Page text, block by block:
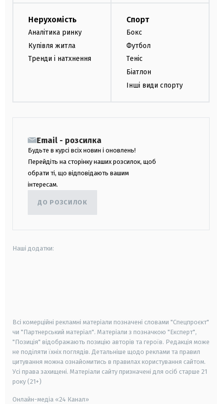
Нерухомість
Аналітика ринку
Купівля житла
Тренди і натхнення
Спорт
Бокс
Футбол
Теніс
Біатлон
Інші види спорту
Email - розсилка
Будьте в курсі всіх новин і оновлень!
Перейдіть на сторінку наших розсилок, щоб
обрати ті, що відповідають вашим
інтересам.
ДО РОЗСИЛОК
Наші додатки:
Всі комерційні рекламні матеріали позначені словами "Спецпроєкт"
чи "Партнерський матеріал". Матеріали з позначкою "Експерт",
"Позиція" відображають позицію авторів та героїв. Редакція може
не поділяти їхніх поглядів. Детальніше щодо реклами та правил
цитування можна ознайомитись в правилах користування сайтом.
Усі права захищені. Матеріали сайту призначені для осіб старше 21
року (21+)
Онлайн-медіа «24 Канал»